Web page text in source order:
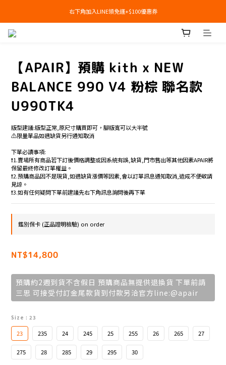
右下角加入LINE領免運+$100優惠券
右下角加入LINE領免運+$100優惠券
即日起，預購商品可提供部分訂金後尾款貨到付款(需協助請洽官line:@apair)
【APAIR】預購 kith x NEW
BALANCE 990 V4 粉棕 聯名款
U990TK4
版型建議:版型正常,原尺寸購買即可，腳版寬可以大半號
⚠️限量單品如遇缺貨另行通知取消
下單必讀事項:
❗️1.賣場所有商品若下訂後價格調整或因系統有誤,缺貨,門市售出等其他因素APAIR將
保留最終修改訂單權益。
❗️2.預購商品因不是現貨,如遇缺貨漲價等因素,會以訂單訊息通知取消,造成不便敬請
見諒。
❗️3.如有任何疑問下單前建議先右下角訊息詢問後再下單
鑑別保卡 (正品證明檢驗) on order
NT$14,800
預購約2週到貨不含假日 預購商品無提供退換貨 下單前請
三思 可接受付訂金尾款貨到付款另洽官方line:@apair
Size : 23
23 235 24 245 25 255 26 265 27
275 28 285 29 295 30